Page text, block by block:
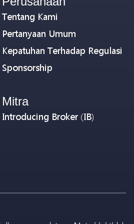
Tentang Kami
Pertanyaan Umum
Kepatuhan Terhadap Regulasi
Sponsorship
Mitra
Introducing Broker (IB)